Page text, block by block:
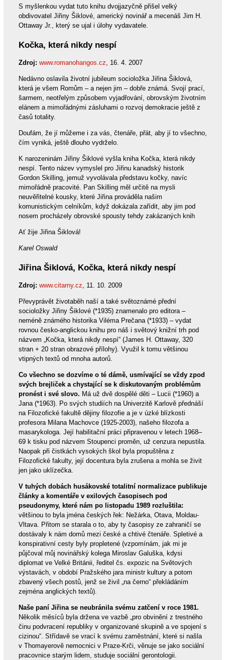
S myšlenkou vydat tuto knihu dvojjazyčně přišel velký
obdivovatel Jiřiny Šiklové, americký novinář a mecenáš Jim H.
Ottaway Jr., který se ujal i úlohy vydavatele.
Kočka, která nikdy nespí
Zdroj: www.romanohangos.cz, 16. 4. 2007
Nedávno oslavila životní jubileum socioložka Jiřina Šiklová,
která je všem Romům – a nejen jim – dobře známá. Svojí prací,
šarmem, neotřelým způsobem vyjadřování, obrovským životním
elánem a mimořádnými zásluhami o rozvoj demokracie ještě z
časů totality.
Doufám, že jí můžeme i za vás, čtenáře, přát, aby jí to všechno,
čím vyniká, ještě dlouho vydrželo.
K narozeninám Jiřiny Šiklové vyšla kniha Kočka, která nikdy
nespí. Tento název vymyslel pro Jiřinu kanadský historik
Gordon Skilling, jemuž vyvolávala představu kočky, navíc
mimořádně pracovité. Pan Skilling měl určitě na mysli
neuvěřitelné kousky, které Jiřina prováděla našim
komunistickým celníkům, když dokázala zařídit, aby jim pod
nosem procházely obrovské spousty tehdy zakázaných knih
Ať žije Jiřina Šiklová!
Karel Oswald
Jiřina Šiklová, Kočka, která nikdy nespí
Zdroj: www.citarny.cz, 11. 10. 2009
Převyprávět životaběh naší a také světoznámé přední
socioložky Jiřiny Šiklové (*1935) znamenalo pro editora –
neméně známého historika Viléma Prečana (*1933) – vydat
rovnou česko-anglickou knihu pro náš i světový knižní trh pod
názvem „Kočka, která nikdy nespí“ (James H. Ottaway, 320
stran + 20 stran obrazové přílohy). Využil k tomu většinou
vtipných textů od mnoha autorů.
Co všechno se dozvíme o té dámě, usmívající se vždy zpod
svých brejliček a chystající se k diskutovaným problémům
pronést i své slovo. Má už dvě dospělé děti – Lucii (*1960) a
Jana (*1963). Po svých studiích na Univerzitě Karlově přednáší
na Filozofické fakultě dějiny filozofie a je v úzké blízkosti
profesora Milana Machovce (1925-2003), našeho filozofa a
masarykologa. Její habilitační práci připravenou v letech 1968–
69 k tisku pod názvem Stoupenci proměn, už cenzura nepustila.
Naopak při čistkách vysokých škol byla propuštěna z
Filozofické fakulty, její docentura byla zrušena a mohla se živit
jen jako uklízečka.
V tuhých dobách husákovské totalitní normalizace publikuje
články a komentáře v exilových časopisech pod
pseudonymy, které nám po listopadu 1989 rozluštila:
většinou to byla jména českých řek: Nežárka, Otava, Moldau-
Vltava. Přitom se starala o to, aby ty časopisy ze zahraničí se
dostávaly k nám domů mezi české a chtivé čtenáře. Spletivé a
konspirativní cesty byly propletené (vzpomínám, jak mi je
půjčoval můj novinářský kolega Miroslav Galuška, kdysi
diplomat ve Velké Británii, ředitel čs. expozic na Světových
výstavách, v období Pražského jara ministr kultury a potom
zbavený všech postů, jenž se živil „na černo“ překládáním
zejména anglických textů).
Naše paní Jiřina se neubránila svému zatčení v roce 1981.
Několik měsíců byla držena ve vazbě „pro obvinění z trestného
činu podvracení republiky v organizované skupině a ve spojení s
cizinou“. Střídavě se vrací k svému zaměstnání, které si našla
v Thomayerově nemocnici v Praze-Krči, věnuje se jako sociální
pracovnice starým lidem, studuje sociální gerontologii.